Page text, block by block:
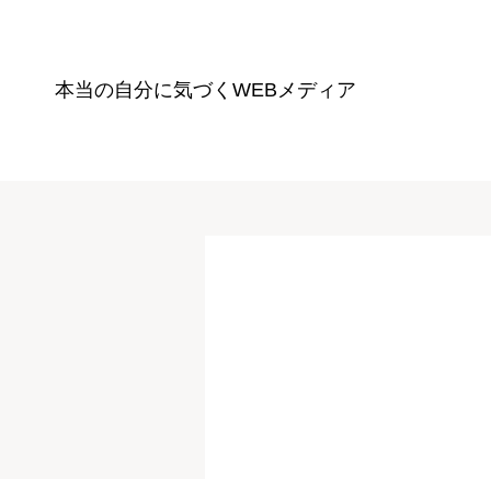
本当の自分に気づく WEBメディア